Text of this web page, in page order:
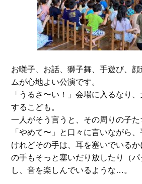
お囃子、お話、獅子舞、手遊び、
ムが心地よい公演です。
「うるさ〜い！」会場に入るなり
するこども。
一人がそう言うと、その周りの子た
「やめて〜」と口々に言いながら、
けれどその手は、耳を塞いでいる
の手もそっと塞いだり放したり（
し、音を楽しんでいるような…。